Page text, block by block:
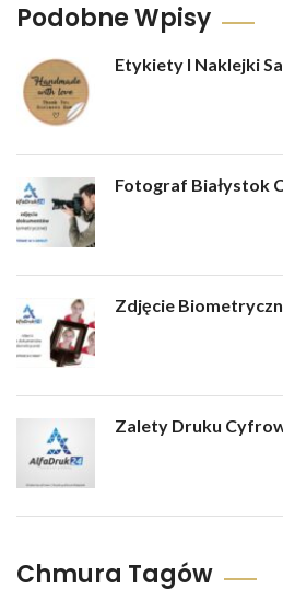
Podobne Wpisy
Etykiety I Naklejki
Fotograf Białystok
Zdjęcie
Zalety Druku
Chmura Tagów